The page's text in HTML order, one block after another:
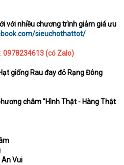
với nhiều chương trình giảm giá ưu
sieuchothattot/
0978234613 (có Zalo)
giống Rau đay đỏ Rạng Đông
châm "Hình Thật - Hàng Thật
An Vui